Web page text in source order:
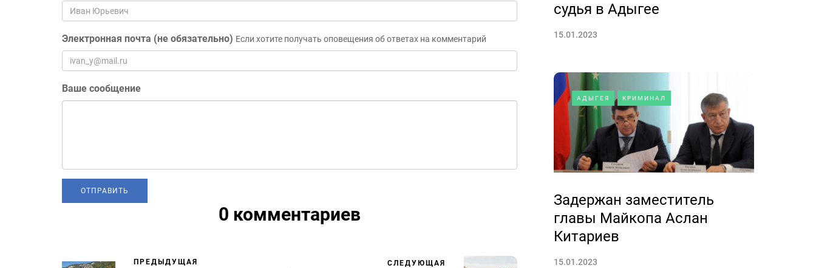
Электронная почта (не обязательно) Если хотите получать оповещения об ответах на комментарий
Ваше сообщение
0 комментариев
ПРЕДЫДУЩАЯ СЛЕДУЮЩАЯ
судья в Адыгее
15.01.2023
АДЫГЕЯ КРИМИНАЛ
Задержан заместитель
главы Майкопа Аслан
Китариев
15.01.2023